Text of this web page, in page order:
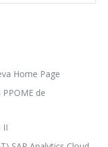
Home Page
de
II